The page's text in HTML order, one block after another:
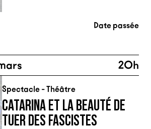
Date passée
20h
Spectacle - Théâtre
CATARINA ET LA BEAUTÉ DE
TUER DES FASCISTES